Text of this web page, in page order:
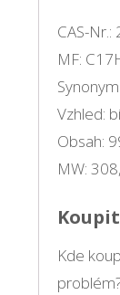
CAS-
MF:
Vzhled:
Obsah:
MW:
Kde